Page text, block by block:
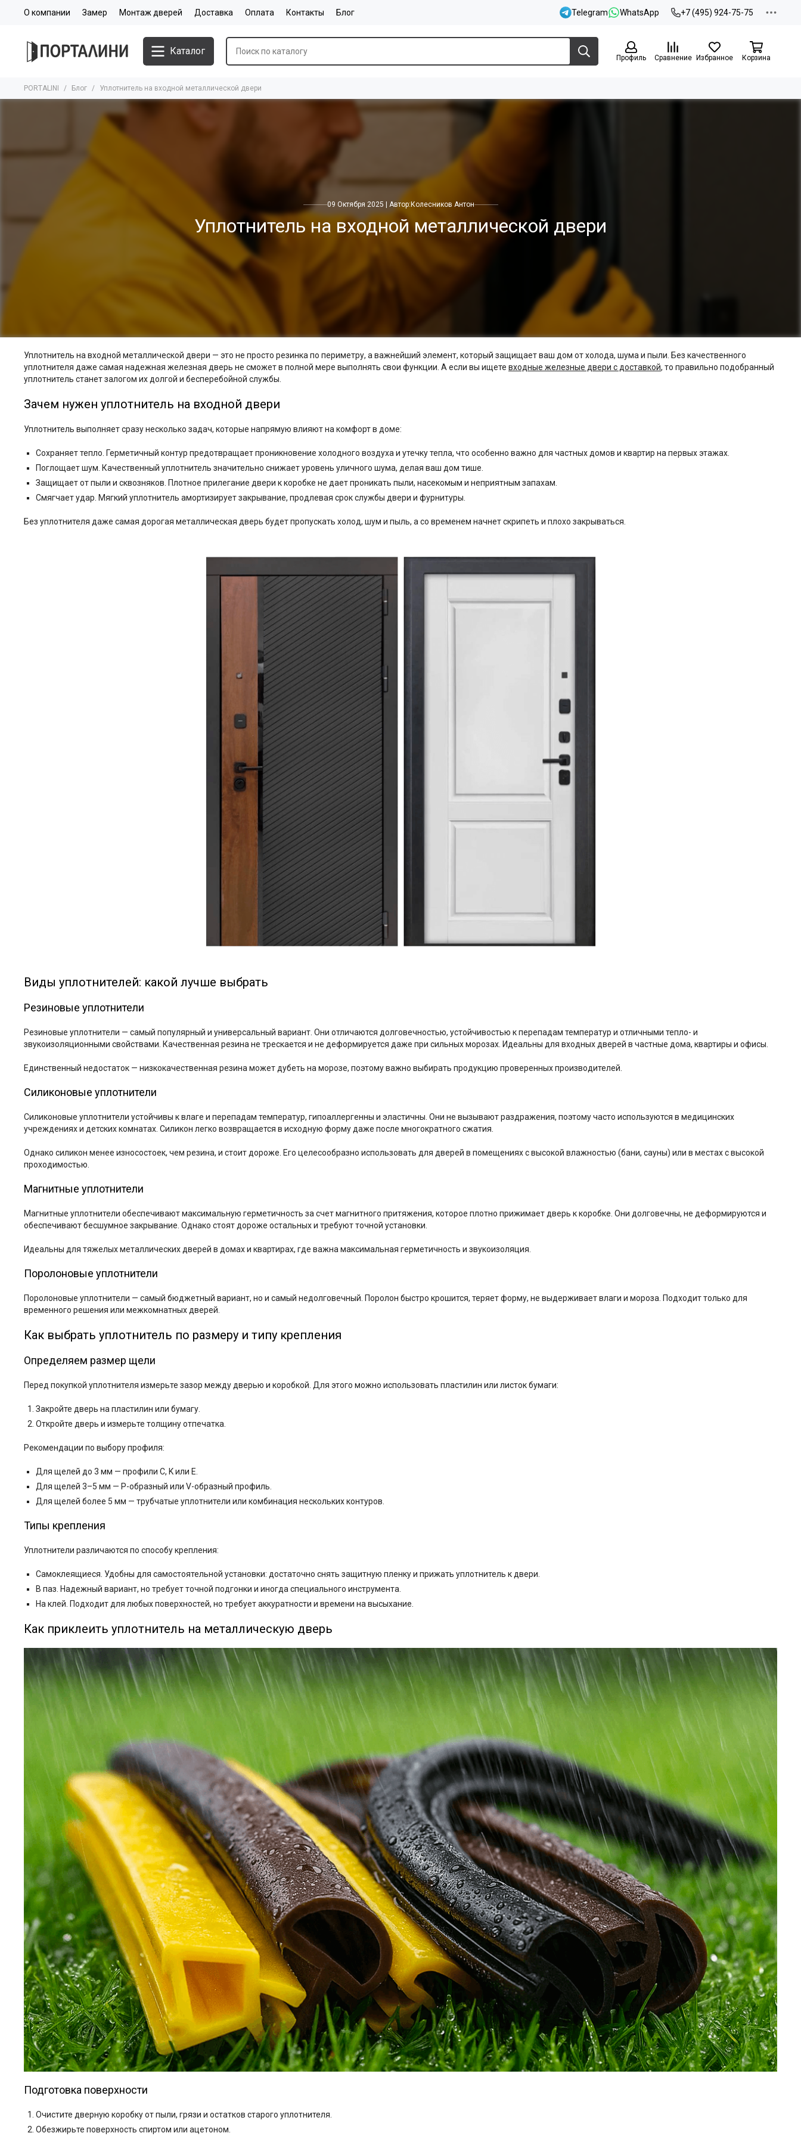
О компании Замер Монтаж дверей Доставка Оплата Контакты Блог Telegram WhatsApp +7 (495) 924-75-75
Каталог
Профиль Сравнение Избранное Корзина
PORTALINI Блог Уплотнитель на входной металлической двери
09 Октября 2025 | Автор: Колесников Антон
Уплотнитель на входной металлической двери
Уплотнитель на входной металлической двери — это не просто резинка по периметру, а важнейший элемент, который защищает ваш дом от холода, шума и пыли. Без качественного
уплотнителя даже самая надежная железная дверь не сможет в полной мере выполнять свои функции. А если вы ищете входные железные двери с доставкой, то правильно подобранный
уплотнитель станет залогом их долгой и бесперебойной службы.
Зачем нужен уплотнитель на входной двери
Уплотнитель выполняет сразу несколько задач, которые напрямую влияют на комфорт в доме:
Сохраняет тепло. Герметичный контур предотвращает проникновение холодного воздуха и утечку тепла, что особенно важно для частных домов и квартир на первых этажах.
Поглощает шум. Качественный уплотнитель значительно снижает уровень уличного шума, делая ваш дом тише.
Защищает от пыли и сквозняков. Плотное прилегание двери к коробке не дает проникать пыли, насекомым и неприятным запахам.
Смягчает удар. Мягкий уплотнитель амортизирует закрывание, продлевая срок службы двери и фурнитуры.
Без уплотнителя даже самая дорогая металлическая дверь будет пропускать холод, шум и пыль, а со временем начнет скрипеть и плохо закрываться.
Виды уплотнителей: какой лучше выбрать
Резиновые уплотнители
Резиновые уплотнители — самый популярный и универсальный вариант. Они отличаются долговечностью, устойчивостью к перепадам температур и отличными тепло- и
звукоизоляционными свойствами. Качественная резина не трескается и не деформируется даже при сильных морозах. Идеальны для входных дверей в частные дома, квартиры и офисы.
Единственный недостаток — низкокачественная резина может дубеть на морозе, поэтому важно выбирать продукцию проверенных производителей.
Силиконовые уплотнители
Силиконовые уплотнители устойчивы к влаге и перепадам температур, гипоаллергенны и эластичны. Они не вызывают раздражения, поэтому часто используются в медицинских
учреждениях и детских комнатах. Силикон легко возвращается в исходную форму даже после многократного сжатия.
Однако силикон менее износостоек, чем резина, и стоит дороже. Его целесообразно использовать для дверей в помещениях с высокой влажностью (бани, сауны) или в местах с высокой
проходимостью.
Магнитные уплотнители
Магнитные уплотнители обеспечивают максимальную герметичность за счет магнитного притяжения, которое плотно прижимает дверь к коробке. Они долговечны, не деформируются и
обеспечивают бесшумное закрывание. Однако стоят дороже остальных и требуют точной установки.
Идеальны для тяжелых металлических дверей в домах и квартирах, где важна максимальная герметичность и звукоизоляция.
Поролоновые уплотнители
Поролоновые уплотнители — самый бюджетный вариант, но и самый недолговечный. Поролон быстро крошится, теряет форму, не выдерживает влаги и мороза. Подходит только для
временного решения или межкомнатных дверей.
Как выбрать уплотнитель по размеру и типу крепления
Определяем размер щели
Перед покупкой уплотнителя измерьте зазор между дверью и коробкой. Для этого можно использовать пластилин или листок бумаги:
Закройте дверь на пластилин или бумагу.
Откройте дверь и измерьте толщину отпечатка.
Рекомендации по выбору профиля:
Для щелей до 3 мм — профили C, K или E.
Для щелей 3–5 мм — P-образный или V-образный профиль.
Для щелей более 5 мм — трубчатые уплотнители или комбинация нескольких контуров.
Типы крепления
Уплотнители различаются по способу крепления:
Самоклеящиеся. Удобны для самостоятельной установки: достаточно снять защитную пленку и прижать уплотнитель к двери.
В паз. Надежный вариант, но требует точной подгонки и иногда специального инструмента.
На клей. Подходит для любых поверхностей, но требует аккуратности и времени на высыхание.
Как приклеить уплотнитель на металлическую дверь
Подготовка поверхности
Очистите дверную коробку от пыли, грязи и остатков старого уплотнителя.
Обезжирьте поверхность спиртом или ацетоном.